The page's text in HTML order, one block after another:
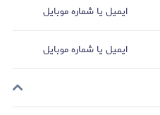
ایمیل یا شماره موبایل
ایمیل یا شماره موبایل